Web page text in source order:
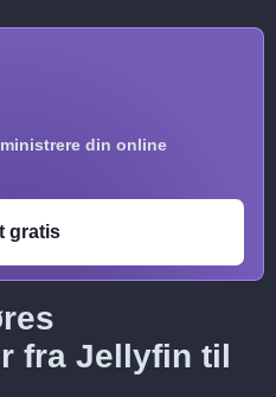
din online
gratis
fra Jellyfin til